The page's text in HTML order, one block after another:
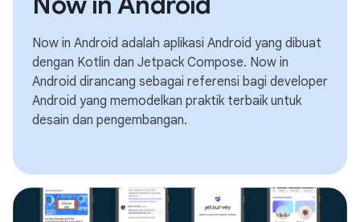
Now in Android adalah aplikasi Android yang dibuat
dengan Kotlin dan Jetpack Compose. Now in
Android dirancang sebagai referensi bagi developer
Android yang memodelkan praktik terbaik untuk
desain dan pengembangan.